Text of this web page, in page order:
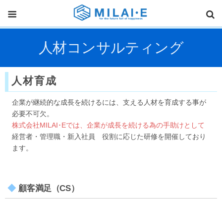
人材コンサルティング
人材育成
企業が継続的な成長を続けるには、支える人材を育成する事が
必要不可欠。
株式会社MILAI･Eでは、企業が成長を続ける為の手助けとして
経営者・管理職・新入社員 役割に応じた研修を開催しており
ます。
顧客満足（CS）